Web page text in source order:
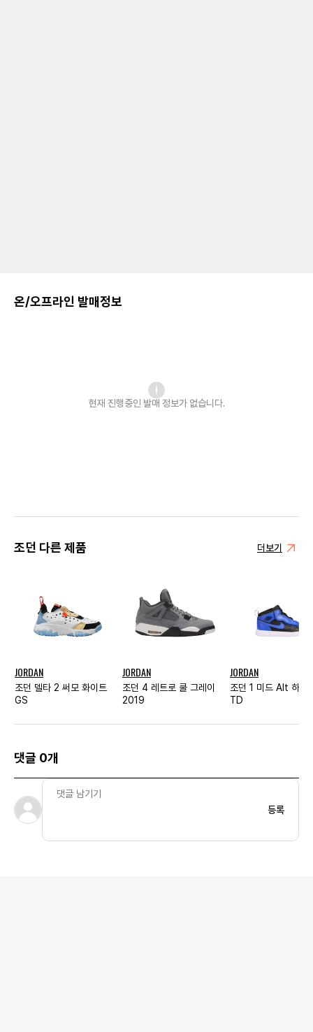
온/오프라인 발매정보
현재 진행중인 발매 정보가 없습니다.
조던 다른 제품 더보기
JORDAN
조던 델타 2 써모 화이트
GS
JORDAN
조던 4 레트로 쿨 그레이
2019
JORDAN
조던 1 미드 Alt 하이
TD
댓글 0개
등록